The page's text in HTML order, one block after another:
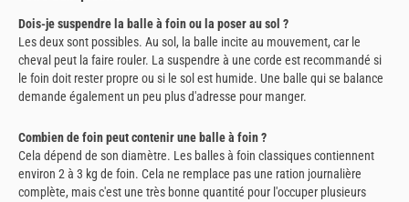
Dois-je suspendre la balle à foin ou la poser au sol ?
Les deux sont possibles. Au sol, la balle incite au mouvement, car le
cheval peut la faire rouler. La suspendre à une corde est recommandé si
le foin doit rester propre ou si le sol est humide. Une balle qui se balance
demande également un peu plus d'adresse pour manger.
Combien de foin peut contenir une balle à foin ?
Cela dépend de son diamètre. Les balles à foin classiques contiennent
environ 2 à 3 kg de foin. Cela ne remplace pas une ration journalière
complète, mais c'est une très bonne quantité pour l'occuper plusieurs